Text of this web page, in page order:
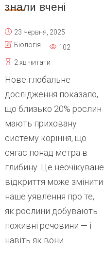
знали вчені
23 Червня, 2025
Біологія
102
2 хв читати
Нове глобальне
дослідження показало,
що близько 20% рослин
мають приховану
систему коріння, що
сягає понад метра в
глибину. Це неочікуване
відкриття може змінити
наше уявлення про те,
як рослини добувають
поживні речовини — і
навіть як вони...